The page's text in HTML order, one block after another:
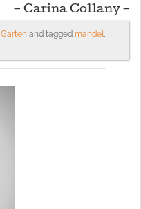
– Carina Collany –
Garten and tagged mandel,